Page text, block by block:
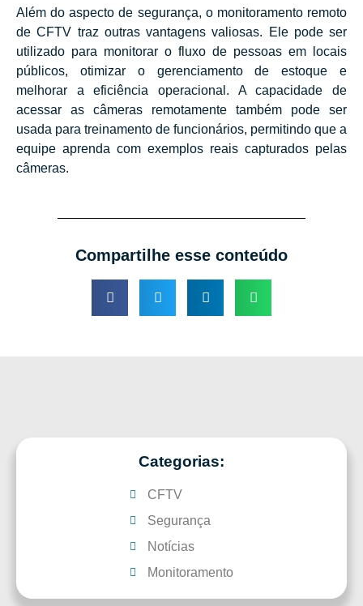
Além do aspecto de segurança, o monitoramento remoto
de CFTV traz outras vantagens valiosas. Ele pode ser
utilizado para monitorar o fluxo de pessoas em locais
públicos, otimizar o gerenciamento de estoque e
melhorar a eficiência operacional. A capacidade de
acessar as câmeras remotamente também pode ser
usada para treinamento de funcionários, permitindo que a
equipe aprenda com exemplos reais capturados pelas
câmeras.
Compartilhe esse conteúdo
Categorias:
CFTV
Segurança
Notícias
Monitoramento